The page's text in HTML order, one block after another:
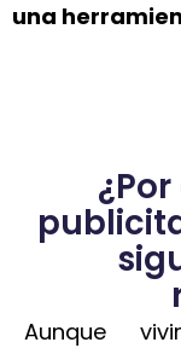
una
Aunque